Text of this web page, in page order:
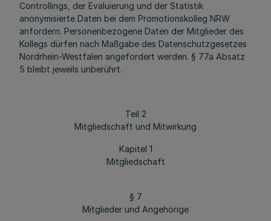
Controllings, der Evaluierung und der Statistik
anonymisierte Daten bei dem Promotionskolleg NRW
anfordern. Personenbezogene Daten der Mitglieder des
Kollegs dürfen nach Maßgabe des Datenschutzgesetzes
Nordrhein-Westfalen angefordert werden. § 77a Absatz
5 bleibt jeweils unberührt.
Teil 2
Mitgliedschaft und Mitwirkung
Kapitel 1
Mitgliedschaft
§ 7
Mitglieder und Angehörige